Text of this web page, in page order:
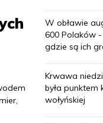
W obławie
600 Polaków
gdzie są ich
Krwawa
była punktem
wołyńskiej